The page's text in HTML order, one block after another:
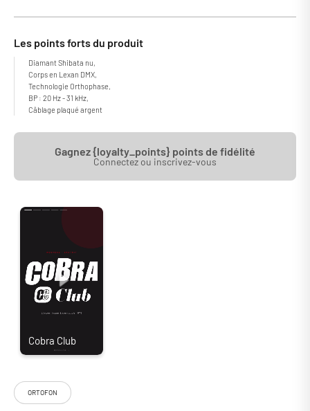
Les points forts du produit
Diamant Shibata nu,
Corps en Lexan DMX,
Technologie Orthophase,
BP : 20 Hz - 31 kHz,
Câblage plaqué argent
Gagnez {loyalty_points} points de fidélité
Connectez ou inscrivez-vous
ORTOFON